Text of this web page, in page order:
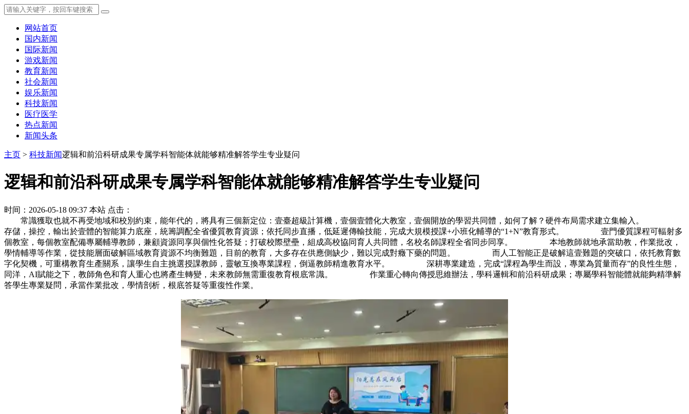
网站首页
国内新闻
国际新闻
游戏新闻
教育新闻
社会新闻
娱乐新闻
科技新闻
医疗医学
热点新闻
新闻头条
主页 > 科技新闻逻辑和前沿科研成果专属学科智能体就能够精准解答学生专业疑问
逻辑和前沿科研成果专属学科智能体就能够精准解答学生专业疑问
时间：2026-05-18 09:37 本站 点击：
常識獲取也就不再受地域和校別約束，能年代的，將具有三個新定位：壹臺超級計算機，壹個壹體化大教室，壹個開放的學習共同體，如何了解？硬件布局需求建立集輸入。
存儲，操控，輸出於壹體的智能算力底座，統籌調配全省優質教育資源；依托同步直播，低延遲傳輸技能，完成大規模授課+小班化輔導的“1+N”教育形式。 壹門優質課程可輻射多
個教室，每個教室配備專屬輔導教師，兼顧資源同享與個性化答疑；打破校際壁壘，組成高校協同育人共同體，名校名師課程全省同步同享。 本地教師就地承當助教，作業批改，
學情輔導等作業，從技能層面破解區域教育資源不均衡難題，目前的教育，大多存在供應側缺少，難以完成對癥下藥的問題。 而人工智能正是破解這壹難題的突破口，依托教育數
字化契機，可重構教育生產關系，讓學生自主挑選授課教師，靈敏互換專業課程，倒逼教師精進教育水平。 深耕專業建造，完成“課程為學生而設，專業為質量而存”的良性生態，
同洋，AI賦能之下，教師角色和育人重心也將產生轉變，未來教師無需重復教育根底常識。 作業重心轉向傳授思維辦法，學科邏輯和前沿科研成果；專屬學科智能體就能夠精準解
答學生專業疑問，承當作業批改，學情剖析，根底答疑等重復性作業。